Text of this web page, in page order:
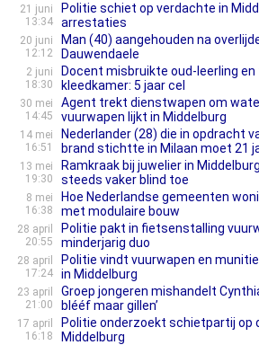
21 juni
13:34
Politie schiet op verdachte in
arrestaties
20 juni
12:12
Man (40) aangehouden na
Dauwendaele
2 juni
18:30
Docent misbruikte oud-leerling en
kleedkamer: 5 jaar cel
30 mei
14:45
Agent trekt dienstwapen om
vuurwapen lijkt in Middelburg
14 mei
16:51
Nederlander (28) die in opdracht
brand stichtte in Milaan moet 21
13 mei
19:30
Ramkraak bij juwelier in
steeds vaker blind toe
8 mei
16:38
Hoe Nederlandse gemeenten
met modulaire bouw
28 april
20:55
Politie pakt in fietsenstalling
minderjarig duo
28 april
17:24
Politie vindt vuurwapen en
in Middelburg
23 april
21:00
Groep jongeren mishandelt
blééf maar gillen’
17 april
16:18
Politie onderzoekt schietpartij op
Middelburg